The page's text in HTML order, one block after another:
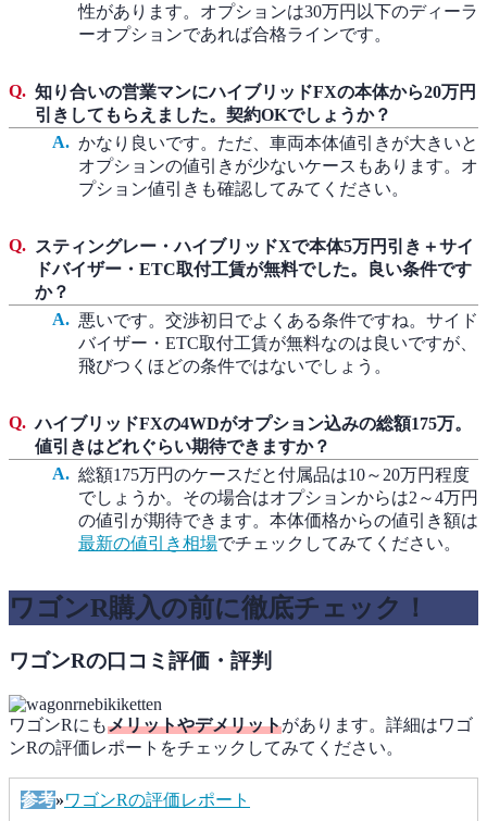
性があります。オプションは30万円以下のディーラ
ーオプションであれば合格ラインです。
知り合いの営業マンにハイブリッドFXの本体から20万円
引きしてもらえました。契約OKでしょうか？
かなり良いです。ただ、車両本体値引きが大きいと
オプションの値引きが少ないケースもあります。オ
プション値引きも確認してみてください。
スティングレー・ハイブリッドXで本体5万円引き＋サイ
ドバイザー・ETC取付工賃が無料でした。良い条件です
か？
悪いです。交渉初日でよくある条件ですね。サイド
バイザー・ETC取付工賃が無料なのは良いですが、
飛びつくほどの条件ではないでしょう。
ハイブリッドFXの4WDがオプション込みの総額175万。
値引きはどれぐらい期待できますか？
総額175万円のケースだと付属品は10～20万円程度
でしょうか。その場合はオプションからは2～4万円
の値引が期待できます。本体価格からの値引き額は
最新の値引き相場でチェックしてみてください。
ワゴンR購入の前に徹底チェック！
ワゴンRの口コミ評価・評判
ワゴンRにもメリットやデメリットがあります。詳細はワゴ
ンRの評価レポートをチェックしてみてください。
参考»ワゴンRの評価レポート